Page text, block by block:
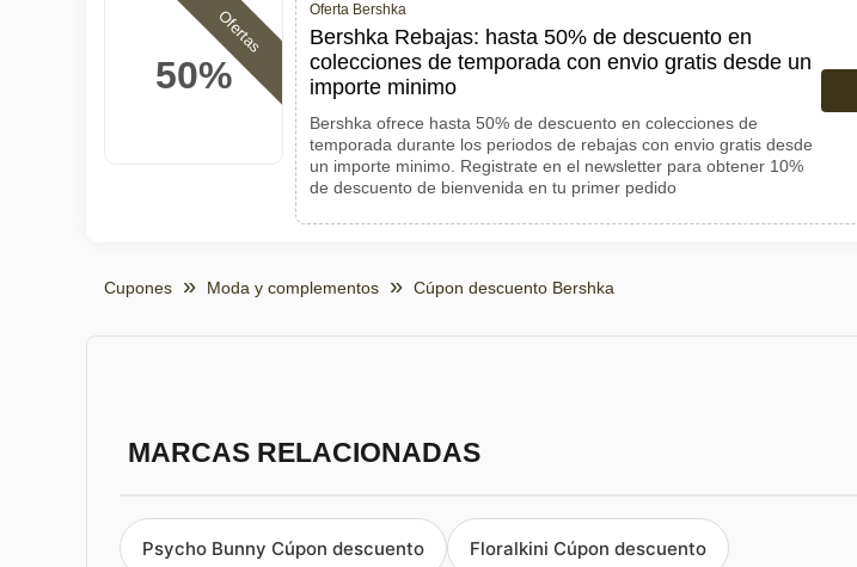
50%
Ofertas Oferta Bershka
Bershka Rebajas: hasta 50% de descuento en
colecciones de temporada con envio gratis desde un
importe minimo
Bershka ofrece hasta 50% de descuento en colecciones de
temporada durante los periodos de rebajas con envio gratis desde
un importe minimo. Registrate en el newsletter para obtener 10%
de descuento de bienvenida en tu primer pedido
Cupones Moda y complementos Cúpon descuento Bershka
MARCAS RELACIONADAS
Psycho Bunny Cúpon descuento Floralkini Cúpon descuento